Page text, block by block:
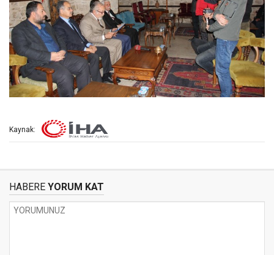
Kaynak:
HABERE YORUM KAT